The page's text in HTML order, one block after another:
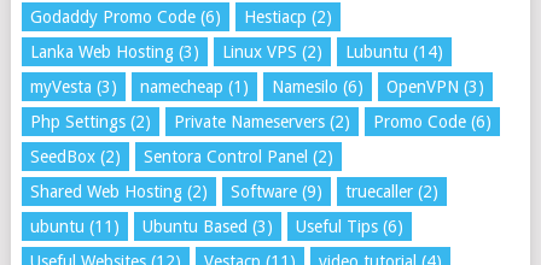
Godaddy Promo Code(6) Hestiacp (2)
Lanka Web Hosting(3) Linux VPS (2) Lubuntu (14)
myVesta (3) namecheap (1) Namesilo (6) OpenVPN (3)
Php Settings(2) Private Nameservers(2) Promo Code(6)
SeedBox(2) Sentora Control Panel (2)
Shared Web Hosting(2) Software(9) truecaller(2)
ubuntu (11) Ubuntu Based (3) Useful Tips(6)
Useful Websites(12) Vestacp (11) video tutorial (4)